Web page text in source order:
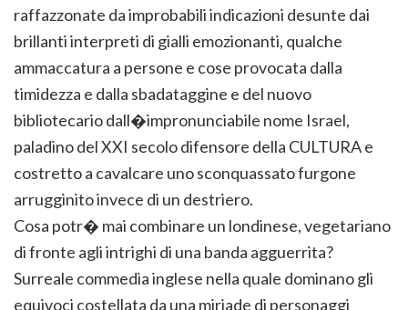
raffazzonate da improbabili indicazioni desunte dai
brillanti interpreti di gialli emozionanti, qualche
ammaccatura a persone e cose provocata dalla
timidezza e dalla sbadataggine e del nuovo
bibliotecario dall�impronunciabile nome Israel,
paladino del XXI secolo difensore della CULTURA e
costretto a cavalcare uno sconquassato furgone
arrugginito invece di un destriero.
Cosa potr� mai combinare un londinese, vegetariano
di fronte agli intrighi di una banda agguerrita?
Surreale commedia inglese nella quale dominano gli
equivoci costellata da una miriade di personaggi